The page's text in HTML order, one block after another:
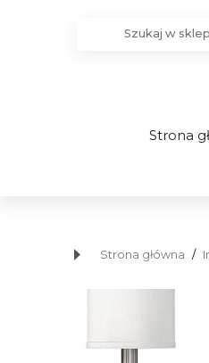
Strona
Strona główna /